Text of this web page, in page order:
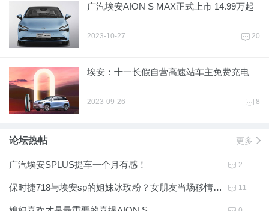
广汽埃安AION S MAX正式上市 14.99万起
4 20
2023-10-27
埃安：十一长假自营高速站车主免费充电
4 8
2023-09-26
更多 e
论坛热帖
广汽埃安SPLUS提车一个月有感！ 4 2
保时捷718与埃安sp的姐妹冰玫粉？女朋友当场移情别恋！ 4 11